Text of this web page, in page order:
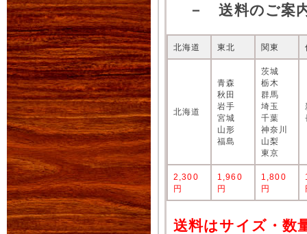
－ 送料のご案
北海道 東北 関東
北海道
青森
秋田
岩手
宮城
山形
福島
茨城
栃木
群馬
埼玉
千葉
神奈川
山梨
東京
2,300
円
1,960
円
1,800
円
送料はサイズ・数